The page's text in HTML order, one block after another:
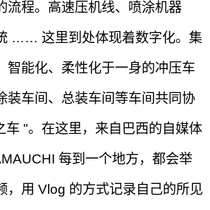
流程。高速压机线、喷涂机器
…… 这里到处体现着数字化。集
智能化、柔性化于一身的冲压车
装车间、总装车间等车间共同协
车 "。在这里，来自巴西的自媒体
每到一个地方，都会举
，用 Vlog 的方式记录自己的所见